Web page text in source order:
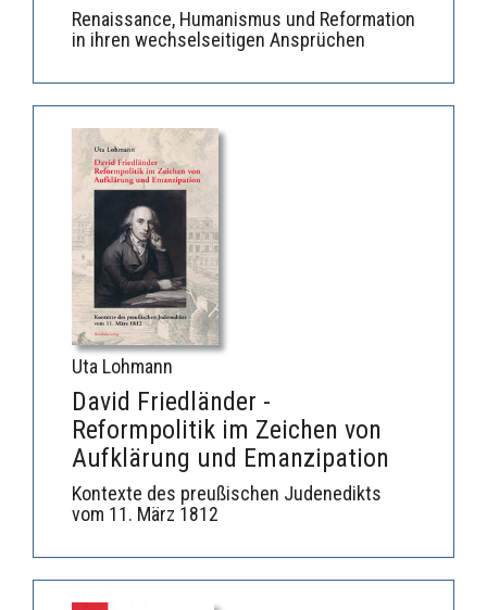
Renaissance, Humanismus und Reformation
in ihren wechselseitigen Ansprüchen
Uta Lohmann
David Friedländer -
Reformpolitik im Zeichen von
Aufklärung und Emanzipation
Kontexte des preußischen Judenedikts
vom 11. März 1812